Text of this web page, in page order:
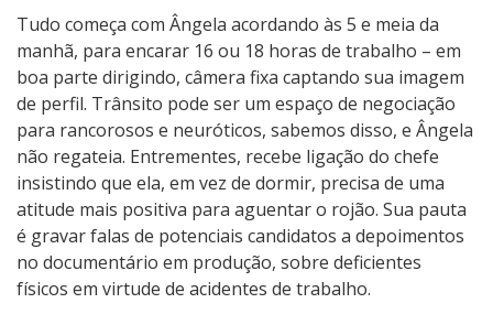
Tudo começa com Ângela acordando às 5 e meia da
manhã, para encarar 16 ou 18 horas de trabalho – em
boa parte dirigindo, câmera fixa captando sua imagem
de perfil. Trânsito pode ser um espaço de negociação
para rancorosos e neuróticos, sabemos disso, e Ângela
não regateia. Entrementes, recebe ligação do chefe
insistindo que ela, em vez de dormir, precisa de uma
atitude mais positiva para aguentar o rojão. Sua pauta
é gravar falas de potenciais candidatos a depoimentos
no documentário em produção, sobre deficientes
físicos em virtude de acidentes de trabalho.